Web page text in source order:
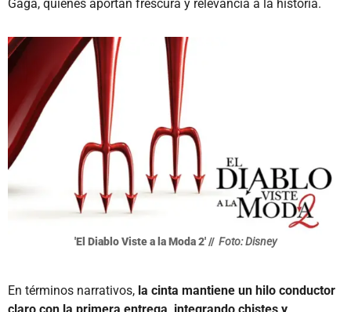
Gaga, quienes aportan frescura y relevancia a la historia.
'El Diablo Viste a la Moda 2' // Foto: Disney
En términos narrativos, la cinta mantiene un hilo conductor